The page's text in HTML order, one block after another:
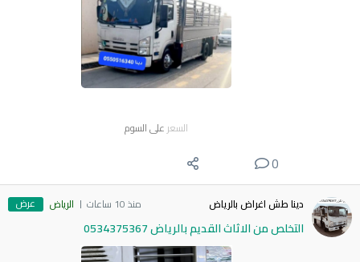
السعر على السوم
0
دينا طش اغراض بالرياض منذ 10 ساعات الرياض عرض
التخلص من الاثاث القديم بالرياض 0534375367